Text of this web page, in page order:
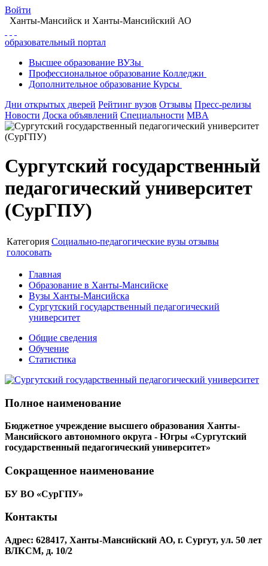
Войти
Ханты-Мансийск и Ханты-Мансийский АО
образовательный портал
Высшее образование ВУЗы
Профессиональное образование Колледжи
Дополнительное образование Курсы
Дни открытых дверей Рейтинг вузов Отзывы Пресс-релизы
Новости Доска объявлений Специальности MBA
Сургутский государственный
педагогический университет
(СурГПУ)
Категория Социально-педагогические вузы отзывы
голосовать
Главная
Образование в Ханты-Мансийске
Вузы Ханты-Мансийска
Сургутский государственный педагогический
университет
Общие сведения
Обучение
Статистика
Полное наименование
Бюджетное учреждение высшего образования Ханты-
Мансийского автономного округа - Югры «Сургутский
государственный педагогический университет»
Сокращенное наименование
БУ ВО «СурГПУ»
Контакты
Адрес: 628417, Ханты-Мансийский АО, г. Сургут, ул. 50 лет
ВЛКСМ, д. 10/2